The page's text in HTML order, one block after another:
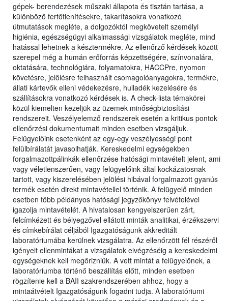
gépek- berendezések műszaki állapota és tisztán tartása, a
különböző fertőtlenítésekre, takarításokra vonatkozó
útmutatások megléte, a dolgozóktól megkövetelt személyi
higiénia, egészségügyi alkalmassági vizsgálatok megléte, mind
hatással lehetnek a késztermékre. Az ellenőrző kérdések között
szerepel még a humán erőforrás képzettségére, színvonalára,
oktatására, technológiára, folyamatokra, HACCPre, nyomon
követésre, jelölésre felhasznált csomagolóanyagokra, termékre,
állati kártevők elleni védekezésre, hulladék kezelésére és
szállításokra vonatkozó kérdések is. A check-lista témakörei
közül kiemelten kezeljük az üzemek minőségbiztosítási
rendszereit. Veszélyelemző rendszerek esetén a kritikus pontok
ellenőrzési dokumentumait minden esetben vizsgáljuk.
Felügyelőink esetenként az egy-egy veszélyességi pont
felülbírálatát javasolhatják. Kereskedelmi egységekben
forgalmazottpálinkák ellenőrzése hatósági mintavételt jelent, ami
vagy véletlenszerűen, vagy felügyelőink által kockázatosnak
tartott, vagy kiszerelésében jelölési hibával forgalmazott gyanús
termék esetén direkt mintavétellel történik. A felügyelő minden
esetben több példányos hatósági jegyzőkönyv felvételével
igazolja mintavételét. A hivatalosan kengyelszerűen zárt,
felcímkézett és bélyegzővel ellátott minták analitikai, érzékszervi
és címkebírálat céljából Igazgatóságunk akkreditált
laboratóriumába kerülnek vizsgálatra. Az ellenőrzött fél részéről
igényelt ellenmintákat a vizsgálatok elvégzéséig a kereskedelmi
egységeknek kell megőrizniük. A vett mintát a felügyelőnek, a
laboratóriumba történő beszállítás előtt, minden esetben
rögzítenie kell a BAII szakrendszerében ahhoz, hogy a
mintaátvételt Igazgatóságunk fogadni tudja. A laboratóriumi